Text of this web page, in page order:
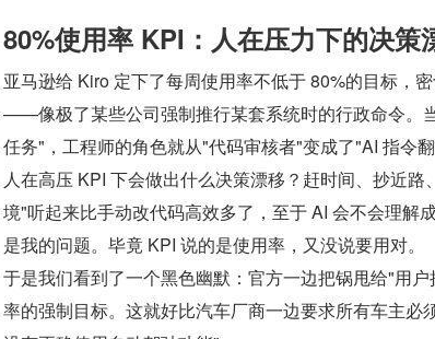
80%使用率 KPI：人在压力下的决策
亚马逊给 Kiro 定下了每周使用率不低于 80%的目标，
——像极了某些公司强制推行某套系统时的行政命令。
任务"，工程师的角色就从"代码审核者"变成了"AI 指令翻
人在高压 KPI 下会做出什么决策漂移？赶时间、抄近
境"听起来比手动改代码高效多了，至于 AI 会不会理
是我的问题。毕竟 KPI 说的是使用率，又没说要用对。
于是我们看到了一个黑色幽默：官方一边把锅甩给"用
率的强制目标。这就好比汽车厂商一边要求所有车主必